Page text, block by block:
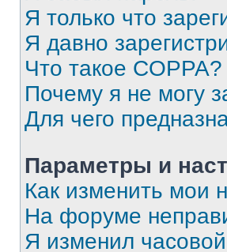
Я только что
Я давно
Что такое COPPA?
Почему я не могу
Для чего
Параметры и
Как изменить мои
На форуме
Я изменил